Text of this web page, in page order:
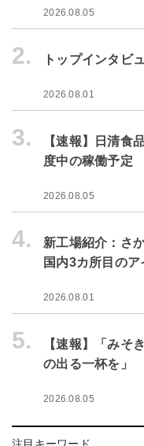
2026.08.05
2. トップインタビ
2026.08.01
3.
【速報】日清
度中の稼働予定
2026.08.05
4.
新工場紹介：さ
国内3カ所目の
2026.08.01
5.
【速報】「み
の出る一杯を」
2026.08.05
注目キーワード